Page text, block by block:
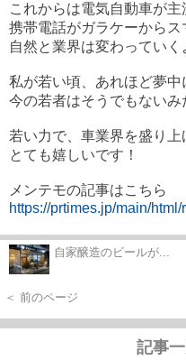
これからは電気自動車が主
携帯電話がガラケーから
自然と業界は変わっていく
私が若い頃、あれほど夢中
今の若者はそうでもないみ
若い力で、車業界を盛り
とても嬉しいです！
メンテモの記事はこちら
https://prtimes.jp/main/
自家醸造のビールが...
＜ 前のページ
記事